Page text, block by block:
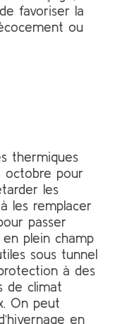
favoriser la
ou
thermiques
octobre pour
les
les remplacer
passer
en plein champ
sous tunnel
à des
de climat
On peut
en